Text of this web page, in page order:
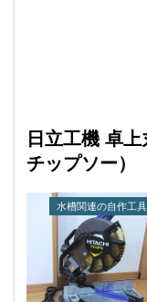
日立工機 卓
チップソー）
水槽関連の自作工